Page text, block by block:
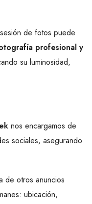
de fotos puede
profesional y
su luminosidad,
nos encargamos de
sociales, asegurando
de otros anuncios
ubicación,